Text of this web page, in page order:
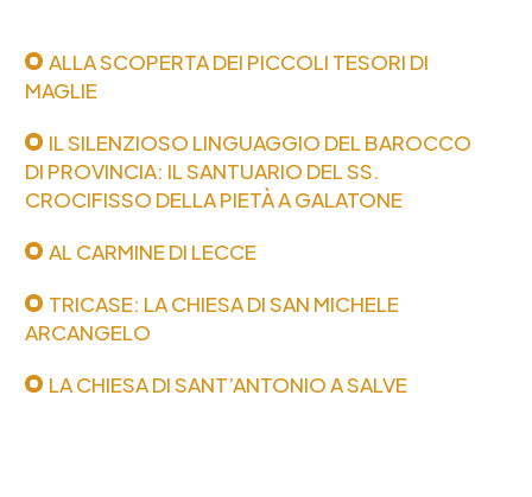
ALLA SCOPERTA DEI PICCOLI TESORI DI
MAGLIE
IL SILENZIOSO LINGUAGGIO DEL BAROCCO
DI PROVINCIA: IL SANTUARIO DEL SS.
CROCIFISSO DELLA PIETÀ A GALATONE
AL CARMINE DI LECCE
TRICASE: LA CHIESA DI SAN MICHELE
ARCANGELO
LA CHIESA DI SANT’ANTONIO A SALVE